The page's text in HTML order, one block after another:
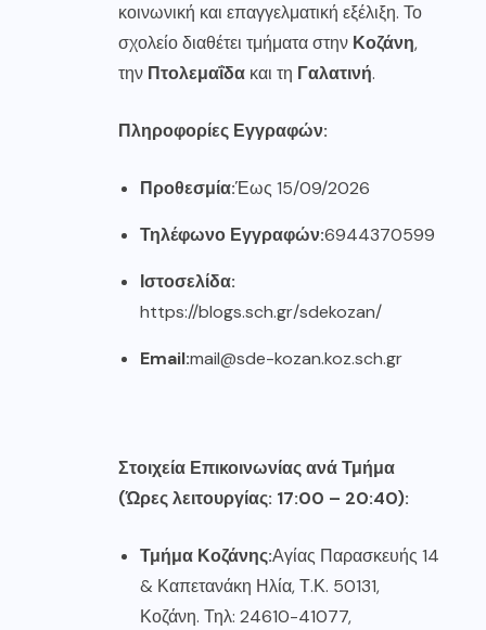
κοινωνική και επαγγελματική εξέλιξη. Το
σχολείο διαθέτει τμήματα στην Κοζάνη,
την Πτολεμαΐδα και τη Γαλατινή.
Πληροφορίες Εγγραφών:
Προθεσμία:Έως 15/09/2026
Τηλέφωνο Εγγραφών:6944370599
Ιστοσελίδα:
https://blogs.sch.gr/sdekozan/
Email:mail@sde-kozan.koz.sch.gr
Στοιχεία Επικοινωνίας ανά Τμήμα
(Ώρες λειτουργίας: 17:00 – 20:40):
Τμήμα Κοζάνης:Αγίας Παρασκευής 14
& Καπετανάκη Ηλία, Τ.Κ. 50131,
Κοζάνη. Τηλ: 24610-41077,